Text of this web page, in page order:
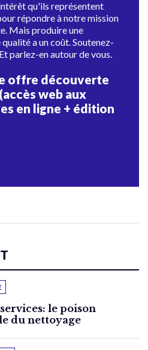
qu'ils représentent
répondre à notre mission
Mais produire une
a un coût. Soutenez-
parlez-en autour de vous.
offre découverte
web aux
en ligne + édition
le poison
du nettoyage